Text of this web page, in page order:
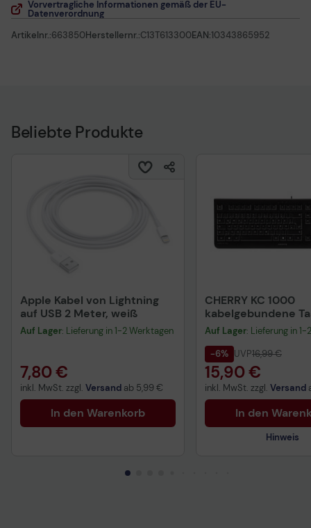
Vorvertragliche Informationen gemäß der EU-
Datenverordnung
Artikelnr.:663850Herstellernr.:C13T613300EAN:10343865952
Beliebte Produkte
Apple Kabel von Lightning
auf USB 2 Meter, weiß
Auf Lager: Lieferung in 1-2 Werktagen
7,80 €
inkl. MwSt. zzgl. Versand ab 5,99 €
In den Warenkorb
CHERRY KC 1000
kabelgebundene
QWERTZ DE -
Auf Lager: Lieferung in
-6% UVP16,99 €
15,90 €
inkl. MwSt. zzgl. Versand
In den
Hinweis